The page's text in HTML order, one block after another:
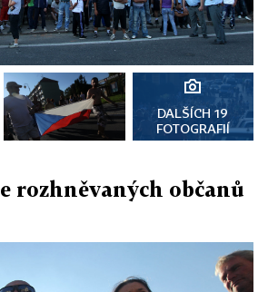
DALŠÍCH 19
FOTOGRAFIÍ
rozhněvaných občanů